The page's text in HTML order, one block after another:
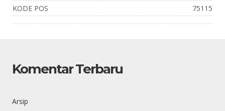
KODE POS
75115
Komentar Terbaru
Arsip